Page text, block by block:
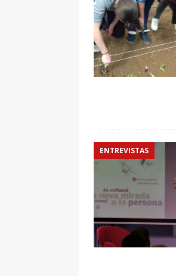
ENTREVISTAS